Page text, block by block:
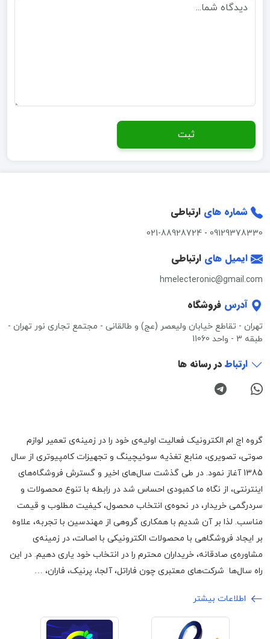
ثبت
شماره های ارتباطی
09129378330
-
021-88928724
ایمیل های ارتباطی
hmelecteronic@gmail.com
آدرس فروشگاه
تهران - تقاطع خیابان ولیعصر (عج) و طالقانی - مجتمع تجاری نور تهران -
طبقه 3 - واحد 11060
ارتباطدر رسانه ها
گروه اچ ام الکترونیک فعالیت اولیه‌ی خود را در زمینه‌‌ی تعمیر لوازم
صوتی، تصویری، منابع تغذیه سوئیچینگ و تجهیزات کامپیوتری از سال
1385 آغاز نمود. در طی گذشت سال‌های اخیر و گسترش فروشگاه‌های
اینترنتی، از نگاه ما کمبودی احساس شد در رابطه با تنوع محصولات و
سردرگمی خریدار، در نحوه‌ی انتخاب محصول، کیفیت مطلوب و قیمت
مناسب. لذا بر آن شدیم با همکاری گروهی از مهندسین با تجربه، علاوه
بر ایجاد فروشگاهی با محصولات الکترونیکی با اصالت، در زمینه‌ی
مشاوره‌ی صادقانه، خریداران محترم را در انتخاب خود یاری دهیم. در این
راه سال‌ها شرکت‌های معتبری چون فاراتل، آلجا، پرنیک، فاران، …
اطلاعات بیشتر